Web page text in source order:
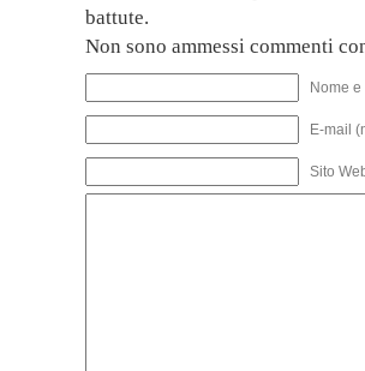
battute.
Non sono ammessi commenti
Nome
E-mail
Sito